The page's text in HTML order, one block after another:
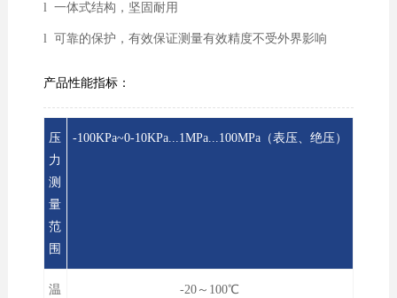
l 一体式结构，坚固耐用
l 可靠的保护，有效保证测量有效精度不受外界影响
产品性能指标：
压
力
测
量
范
围
-100KPa~0-10KPa...1MPa...100MPa（表压、绝压）
温
-20～100℃